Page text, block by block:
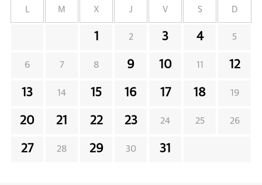
L M X J V S D
1 2 3 4 5
6 7 8 9 10 11 12
13 14 15 16 17 18 19
20 21 22 23 24 25 26
27 28 29 30 31